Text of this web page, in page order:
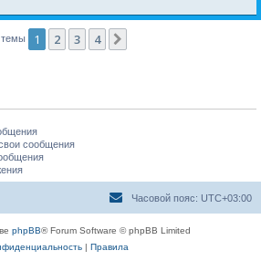
темы 1 2 3 4
сообщения
Часовой пояс: UTC+03:00
phpBB® Forum Software © phpBB Limited
| Правила